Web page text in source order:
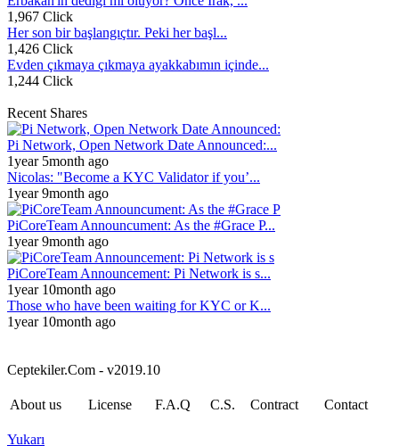
1,967 Click
Her son bir başlangıçtır. Peki her başl...
1,426 Click
Evden çıkmaya çıkmaya ayakkabımın içinde...
1,244 Click
Recent Shares
Pi Network, Open Network Date Announced:...
1year 5month ago
Nicolas: "Become a KYC Validator if you’...
1year 9month ago
PiCoreTeam Announcument: As the #Grace P...
1year 9month ago
PiCoreTeam Announcement: Pi Network is s...
1year 10month ago
Those who have been waiting for KYC or K...
1year 10month ago
Ceptekiler.Com - v2019.10
About us License F.A.Q C.S. Contract Contact
Yukarı